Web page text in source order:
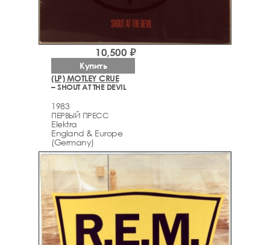
(LP) MOTLEY CRUE
– SHOUT AT THE DEVIL
1983
ПЕРВЫЙ ПРЕСС
Elektra
England & Europe
(Germany)
10,500 ₽
Купить